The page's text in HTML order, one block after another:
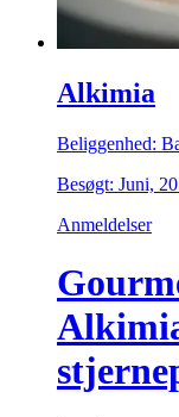
Alkimia
Beliggenhed:
Besøgt: Juni,
Anmeldelser